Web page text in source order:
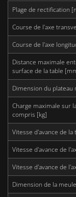
Plage de rectification
Course de l'axe
Course de l'axe
Distance maximale
surface de la table
Dimension du plateau
Charge maximale sur
compris [kg]
Vitesse d'avance de
Vitesse d'avance de
Vitesse d'avance de
Dimension de la